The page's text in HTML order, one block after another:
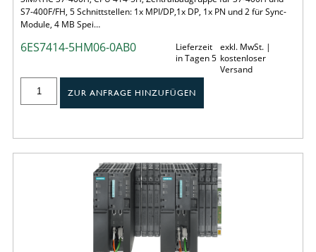
S7-400F/FH, 5 Schnittstellen: 1x MPI/DP,1x DP, 1x PN und 2 für Sync-
Module, 4 MB Spei…
6ES7414-5HM06-0AB0
Lieferzeit
in Tagen 5
exkl. MwSt. |
kostenloser
Versand
ZUR ANFRAGE HINZUFÜGEN